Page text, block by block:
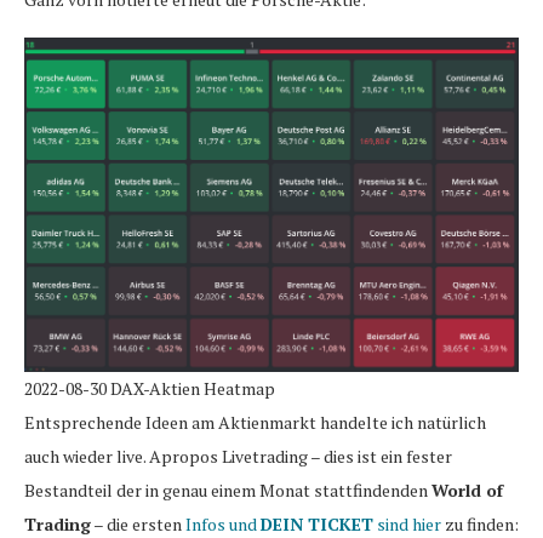
2022-08-30 DAX-Aktien Heatmap
Entsprechende Ideen am Aktienmarkt handelte ich natürlich
auch wieder live. Apropos Livetrading – dies ist ein fester
Bestandteil der in genau einem Monat stattfindendenWorld of
Trading– die erstenInfos undDEIN TICKET sind hier zu finden: